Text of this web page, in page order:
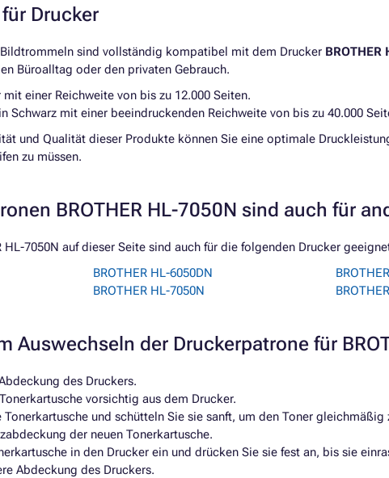
Drucker
sind vollständig kompatibel mit dem Drucker BROTHER
Büroalltag oder den privaten Gebrauch.
mit einer Reichweite von bis zu 12.000 Seiten.
Schwarz mit einer beeindruckenden Reichweite von bis zu 40.000
und Qualität dieser Produkte können Sie eine optimale
zu müssen.
BROTHER HL-7050N sind auch für
HL-7050N auf dieser Seite sind auch für die folgenden Drucker
BROTHER HL-6050DN
BROTHER HL-7050N
Auswechseln der Druckerpatrone für
des Druckers.
vorsichtig aus dem Drucker.
Tonerkartusche und schütteln Sie sie sanft, um den Toner gleichmäßig
der neuen Tonerkartusche.
in den Drucker ein und drücken Sie sie fest an, bis sie
Abdeckung des Druckers.